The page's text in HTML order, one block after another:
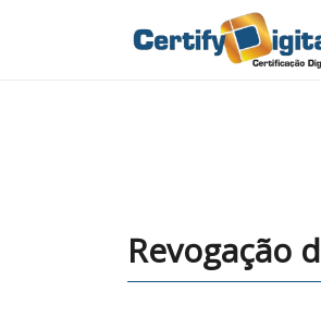
Revogação